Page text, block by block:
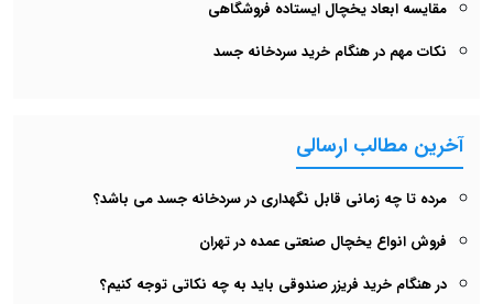
مقایسه ابعاد یخچال ایستاده فروشگاهی
نکات مهم در هنگام خرید سردخانه جسد
آخرین مطالب ارسالی
مرده تا چه زمانی قابل نگهداری در سردخانه جسد می باشد؟
فروش انواع یخچال صنعتی عمده در تهران
در هنگام خرید فریزر صندوقی باید به چه نکاتی توجه کنیم؟